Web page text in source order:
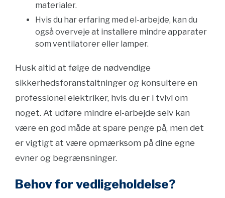
materialer.
Hvis du har erfaring med el-arbejde, kan du
også overveje at installere mindre apparater
som ventilatorer eller lamper.
Husk altid at følge de nødvendige
sikkerhedsforanstaltninger og konsultere en
professionel elektriker, hvis du er i tvivl om
noget. At udføre mindre el-arbejde selv kan
være en god måde at spare penge på, men det
er vigtigt at være opmærksom på dine egne
evner og begrænsninger.
Behov for vedligeholdelse?